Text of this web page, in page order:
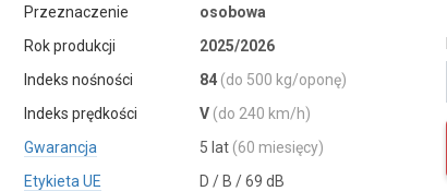
Przeznaczenie
osobowa
Rok produkcji
2025/2026
Indeks nośności
84 (do 500 kg/oponę)
Indeks prędkości
V (do 240 km/h)
Gwarancja
5 lat (60 miesięcy)
Etykieta UE
D / B / 69 dB